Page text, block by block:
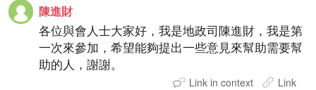
陳進財
各位與會人士大家好，我是地政司陳進財，我是第
一次來參加，希望能夠提出一些意見來幫助需要幫
助的人，謝謝。
Link in context Link